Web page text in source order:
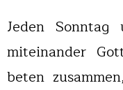
Jeden
miteinander
beten